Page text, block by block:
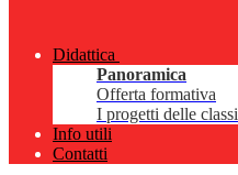
Didattica
Panoramica
Offerta formativa
I progetti delle classi
Info utili
Contatti